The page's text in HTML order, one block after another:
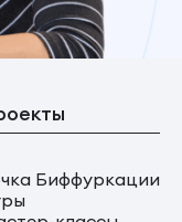
Биффуркации